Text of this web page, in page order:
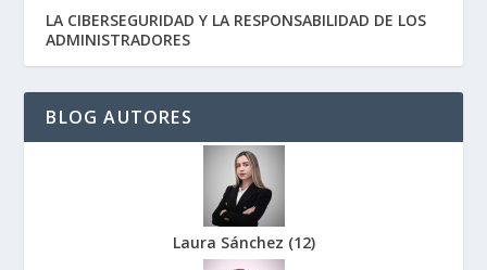
LA CIBERSEGURIDAD Y LA RESPONSABILIDAD DE LOS
ADMINISTRADORES
BLOG AUTORES
Laura Sánchez (12)